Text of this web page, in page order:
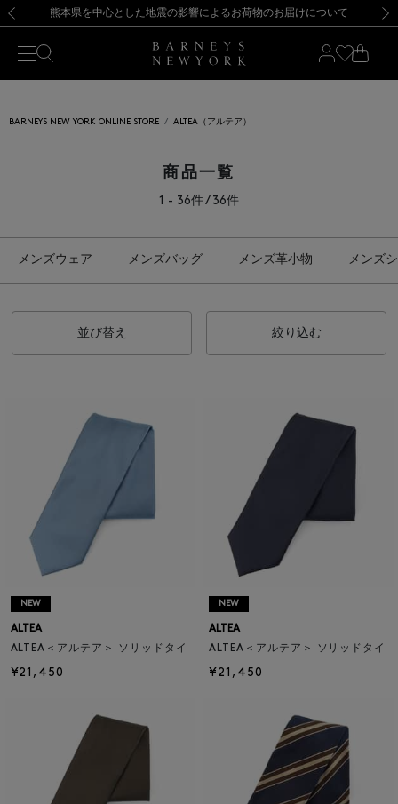
新規登録のお客様も対象！＜MY BARNEYS＞会員のお客様は11,000円（税込）以上のお買上げで常時送料無料！お買い物の際は会員登録を！
【夏季休業に伴う返品・交換承り一時停止のお知らせ】（2026.8.5）
熊本県を中心とした地震の影響によるお荷物のお届けについて
【開催中】SUMMER SALEのご案内・ご注意事項 新規登録のお客様も対象！＜MY BARNEYS＞会員のお客様は11,000円（税込）以上のお買上げで常時送料無料！お買い物の際は会員登録を！
【夏季休業に伴う返品・交換承り一時停止のお知らせ】（2026.8.5）
BARNEYS NEW YORK ONLINE STORE ALTEA（アルテア）
商品一覧
1 - 36件 / 36件
メンズウェア メンズバッグ メンズ革小物 メンズ
並び替え 絞り込む
NEW
ALTEA
ALTEA＜アルテア＞ ソリッドタイ
¥21,450
NEW
ALTEA
ALTEA＜アルテア＞ ソリッドタイ
¥21,450